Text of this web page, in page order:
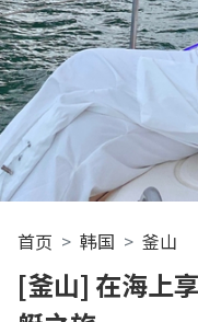
首页 韩国 釜山
[釜山] 在海上